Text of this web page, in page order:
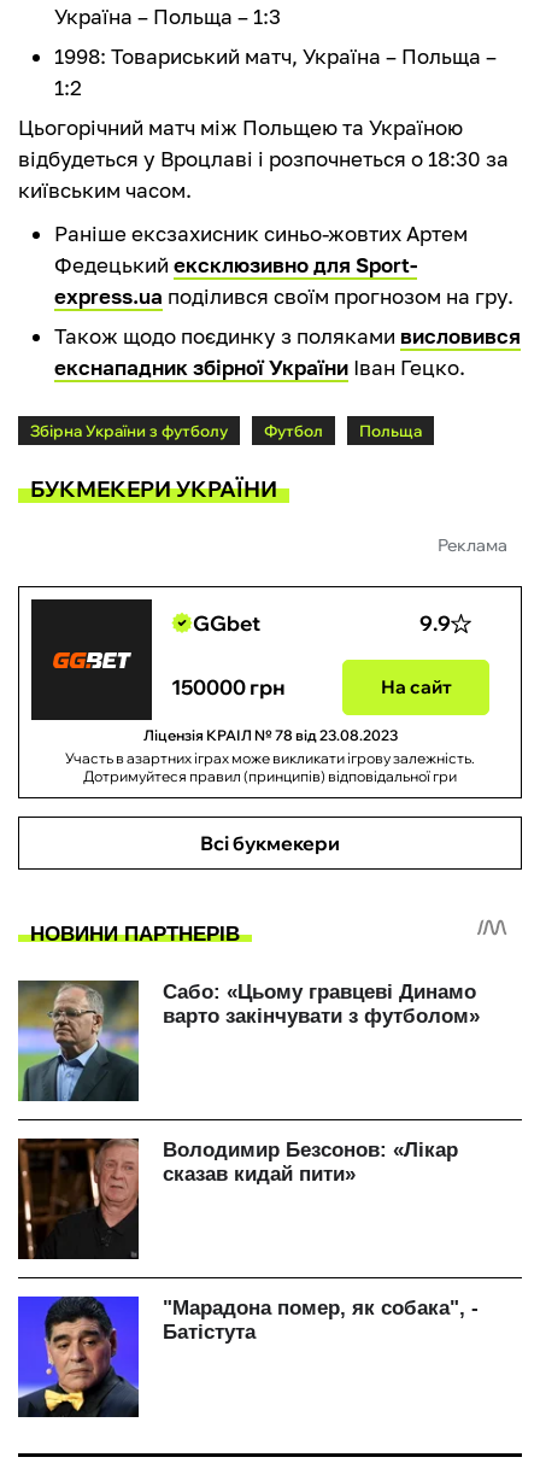
Україна – Польща – 1:3
1998: Товариський матч, Україна – Польща –
1:2
Цьогорічний матч між Польщею та Україною
відбудеться у Вроцлаві і розпочнеться о 18:30 за
київським часом.
Раніше ексзахисник синьо-жовтих Артем
Федецький ексклюзивно для Sport-
express.ua поділився своїм прогнозом на гру.
Також щодо поєдинку з поляками висловився
екснападник збірної України Іван Гецко.
Збірна України з футболу Футбол Польща
БУКМЕКЕРИ УКРАЇНИ
Реклама
GGbet 9.9
150000 грн На сайт
Ліцензія КРАІЛ № 78 від 23.08.2023
Участь в азартних іграх може викликати ігрову залежність.
Дотримуйтеся правил (принципів) відповідальної гри
Всі букмекери